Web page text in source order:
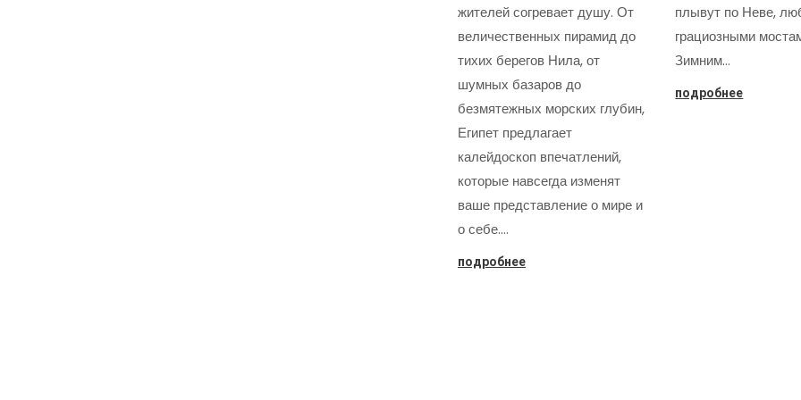
жителей согревает душу. От
величественных пирамид до
тихих берегов Нила, от
шумных базаров до
безмятежных морских глубин,
Египет предлагает
калейдоскоп впечатлений,
которые навсегда изменят
ваше представление о мире и
о себе.…
подробнее
плывут по Неве,
грациозными
Зимним…
подробнее